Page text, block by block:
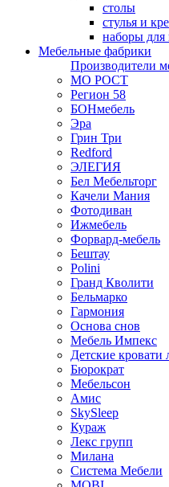
столы
стулья и
наборы для
Мебельные фабрики
Производители
МО РОСТ
Регион 58
БОНмебель
Эра
Грин Три
Redford
ЭЛЕГИЯ
Бел Мебельторг
Качели Мания
Фотодиван
Ижмебель
Форвард-мебель
Бештау
Polini
Гранд Кволити
Бельмарко
Гармония
Основа снов
Мебель Импекс
Детские кровати
Бюрократ
Мебельсон
Амис
SkySleep
Кураж
Лекс групп
Милана
Система Мебели